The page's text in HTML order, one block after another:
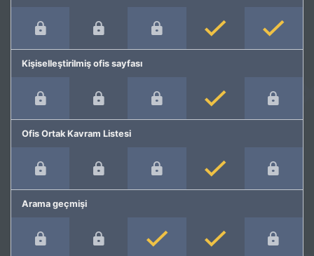
Kişiselleştirilmiş ofis sayfası
Ofis Ortak Kavram Listesi
Arama geçmişi